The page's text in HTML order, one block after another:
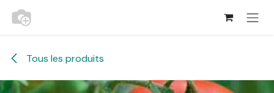
Se rendre au contenu
Tous les produits